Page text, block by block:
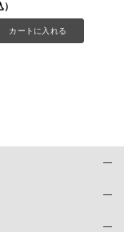
カートに入れる